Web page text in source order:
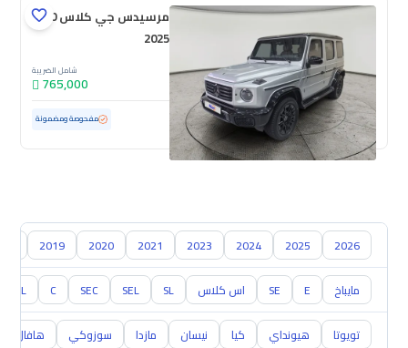
مرسيدس جي كلاس 500
2025
شامل الضريبة
765,000
مستعملة 13,818 كم ممشى قليل مفحوصة ومضمونة
2026
2025
2024
2023
2021
2020
2019
مايباخ E
SE اس كلاس SL
SEL
SEC
C
CL
تويوتا هيونداي كيا نيسان مازدا سوزوكي هافال